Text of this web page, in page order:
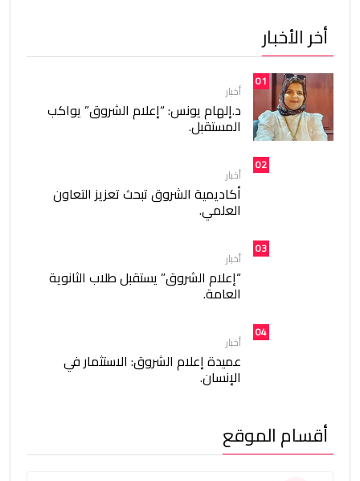
أخر الأخبار
01
أخبار
د.إلهام يونس: “إعلام الشروق” يواكب
المستقبل.
02
أخبار
أكاديمية الشروق تبحث تعزيز التعاون
العلمي.
03
أخبار
“إعلام الشروق” يستقبل طلاب الثانوية
العامة.
04
أخبار
عميدة إعلام الشروق: الاستثمار في
الإنسان.
أقسام الموقع